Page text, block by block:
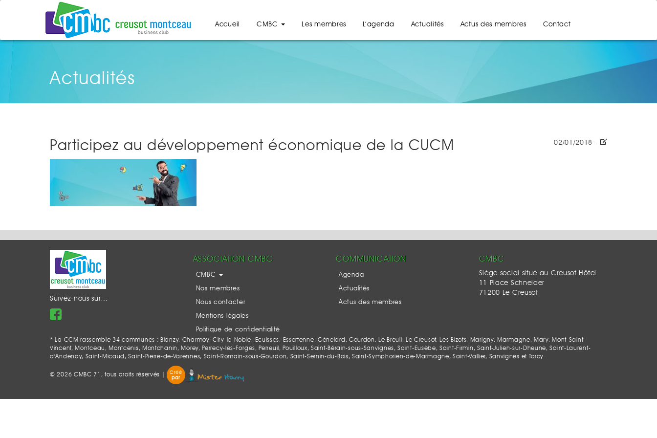
Accueil CMBC Les membres L’agenda Actualités Actus des membres Contact
Actualités
02/01/2018 -
Participez au développement économique de la CUCM
Suivez-nous sur…
ASSOCIATION CMBC
CMBC
Nos membres
Nous contacter
Mentions légales
Politique de confidentialité
COMMUNICATION
Agenda
Actualités
Actus des membres
CMBC
Siège social situé au Creusot Hôtel
11 Place Schneider
71200 Le Creusot
* La CCM rassemble 34 communes : Blanzy, Charmoy, Ciry-le-Noble, Ecuisses, Essertenne, Génelard, Gourdon, Le Breuil, Le Creusot, Les Bizots, Marigny, Marmagne, Mary, Mont-Saint-
Vincent, Montceau, Montcenis, Montchanin, Morey, Perrecy-les-Forges, Perreuil, Pouilloux, Saint-Bérain-sous-Sanvignes, Saint-Eusèbe, Saint-Firmin, Saint-Julien-sur-Dheune, Saint-Laurent-
d'Andenay, Saint-Micaud, Saint-Pierre-de-Varennes, Saint-Romain-sous-Gourdon, Saint-Sernin-du-Bois, Saint-Symphorien-de-Marmagne, Saint-Vallier, Sanvignes et Torcy.
© 2026 CMBC 71, tous droits réservés |
Créé
par